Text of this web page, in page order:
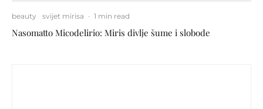
beauty svijet mirisa · 1 min read
Nasomatto Micodelirio: Miris divlje šume i slobode